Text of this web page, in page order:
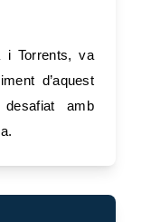
i Torrents, va
d’aquest
amb